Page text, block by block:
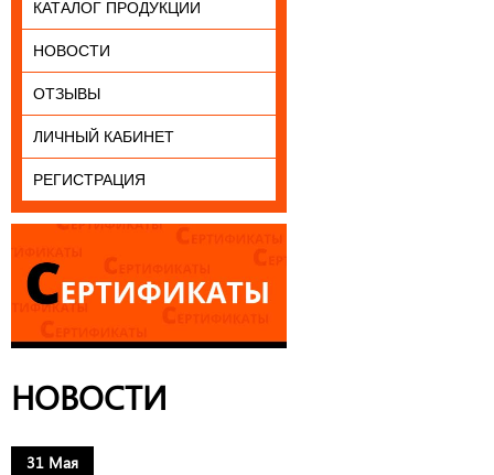
КАТАЛОГ ПРОДУКЦИИ
НОВОСТИ
ОТЗЫВЫ
ЛИЧНЫЙ КАБИНЕТ
РЕГИСТРАЦИЯ
НОВОСТИ
31 Мая